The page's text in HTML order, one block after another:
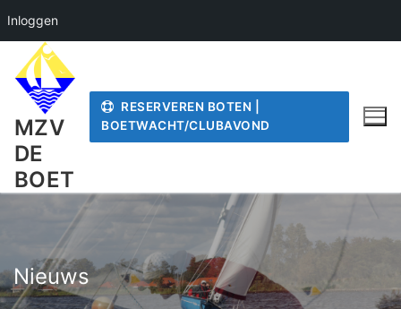
Inloggen
naar
inhoud
MZV
DE
BOET
RESERVEREN BOTEN |
BOETWACHT/CLUBAVOND
Nieuws